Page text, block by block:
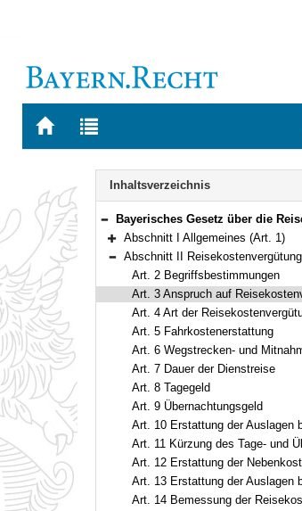
Zur
BAYERN.RECHT
Zur
letzten
Navigation
Inhaltsverzeichnis
Bereich reduzieren
Bayerisches Gesetz über die Reisekostenvergütung der Beamten und Richter (Bayerisches Reisekostengesetz – BayRKG) Vom 24. April 2001 (GVBl. S. 133) BayRS
Bereich erweitern
Abschnitt I Allgemeines (Art. 1)
Bereich reduzieren
Abschnitt II Reisekostenvergütung (Art.
Art. 2 Begriffsbestimmungen
Art. 3 Anspruch auf
Art. 4 Art der
Art. 5 Fahrkostenerstattung
Art. 6 Wegstrecken- und
Art. 7 Dauer der Dienstreise
Art. 8 Tagegeld
Art. 9 Übernachtungsgeld
Art. 10 Erstattung der Auslagen bei längerem Aufenthalt am
Art. 11 Kürzung des Tage- und Übernachtungsgeldes und der Vergütung nach Art.
Art. 12 Erstattung der
Art. 13 Erstattung der Auslagen bei Dienstreisen bis zu sechs Stunden Dauer und bei
Art. 14 Bemessung der Reisekostenvergütung in